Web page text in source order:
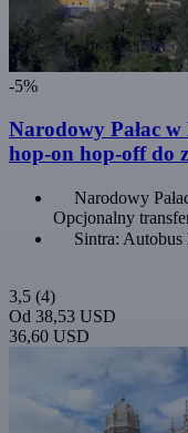
-5%
Narodowy Pałac
hop-on hop-off do
Narodowy
Opcjonalny
Sintra:
3,5 (4)
Od 38,53 USD
36,60 USD